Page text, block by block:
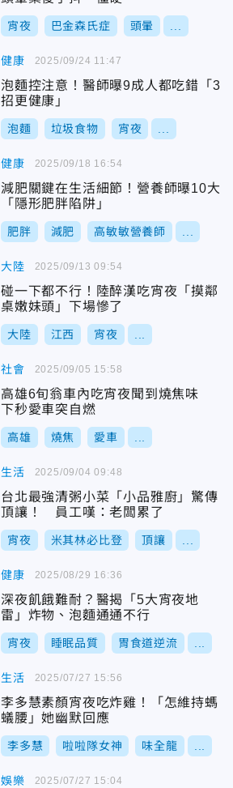
宵夜 巴金森氏症 頭暈
健康
泡麵控注意！醫師曝9成人都吃錯「3
招更健康」
泡麵 垃圾食物 宵夜
2025/09/24 11:47
健康
減肥關鍵在生活細節！營養師曝10大
「隱形肥胖陷阱」
肥胖 減肥 高敏敏營養師
2025/09/18 16:54
大陸
碰一下都不行！陸醉漢吃宵夜「摸鄰
桌嫩妹頭」下場慘了
大陸 江西 宵夜
2025/09/13 09:54
社會
高雄6旬翁車內吃宵夜聞到燒焦味
下秒愛車突自燃
高雄 燒焦 愛車
2025/09/05 15:58
生活
台北最強清粥小菜「小品雅廚」驚傳
頂讓！ 員工嘆：老闆累了
宵夜 米其林必比登 頂讓
2025/09/04 09:48
健康
深夜飢餓難耐？醫揭「5大宵夜地
雷」炸物、泡麵通通不行
宵夜 睡眠品質 胃食道逆流
2025/08/29 16:36
生活
李多慧素顏宵夜吃炸雞！「怎維持螞
蟻腰」她幽默回應
李多慧 啦啦隊女神 味全龍
2025/07/27 15:56
娛樂 2025/07/27 15:04